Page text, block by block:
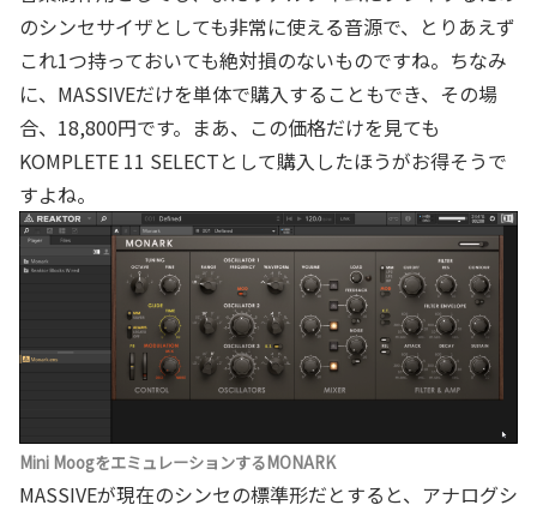
のシンセサイザとしても非常に使える音源で、とりあえず
これ1つ持っておいても絶対損のないものですね。ちなみ
に、MASSIVEだけを単体で購入することもでき、その場
合、18,800円です。まあ、この価格だけを見ても
KOMPLETE 11 SELECTとして購入したほうがお得そうで
すよね。
Mini MoogをエミュレーションするMONARK
MASSIVEが現在のシンセの標準形だとすると、アナログシ